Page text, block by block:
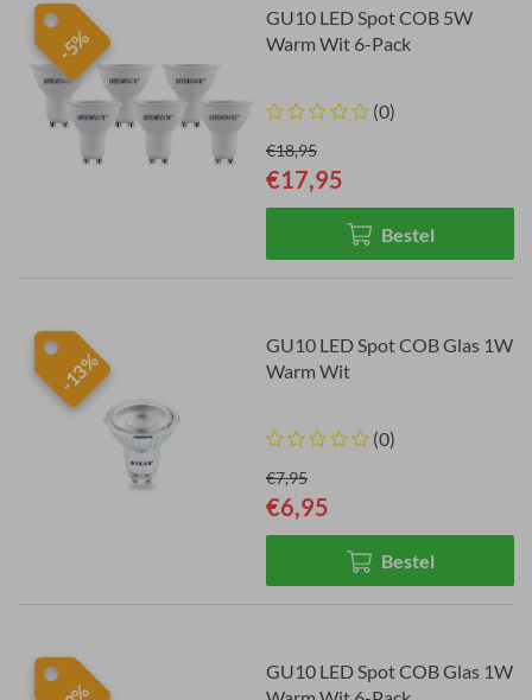
-5%
GU10 LED Spot COB 5W
Warm Wit 6-Pack
(0)
€18,95
€17,95
Bestel
-13%
GU10 LED Spot COB Glas 1W
Warm Wit
(0)
€7,95
€6,95
Bestel
GU10 LED Spot COB Glas 1W